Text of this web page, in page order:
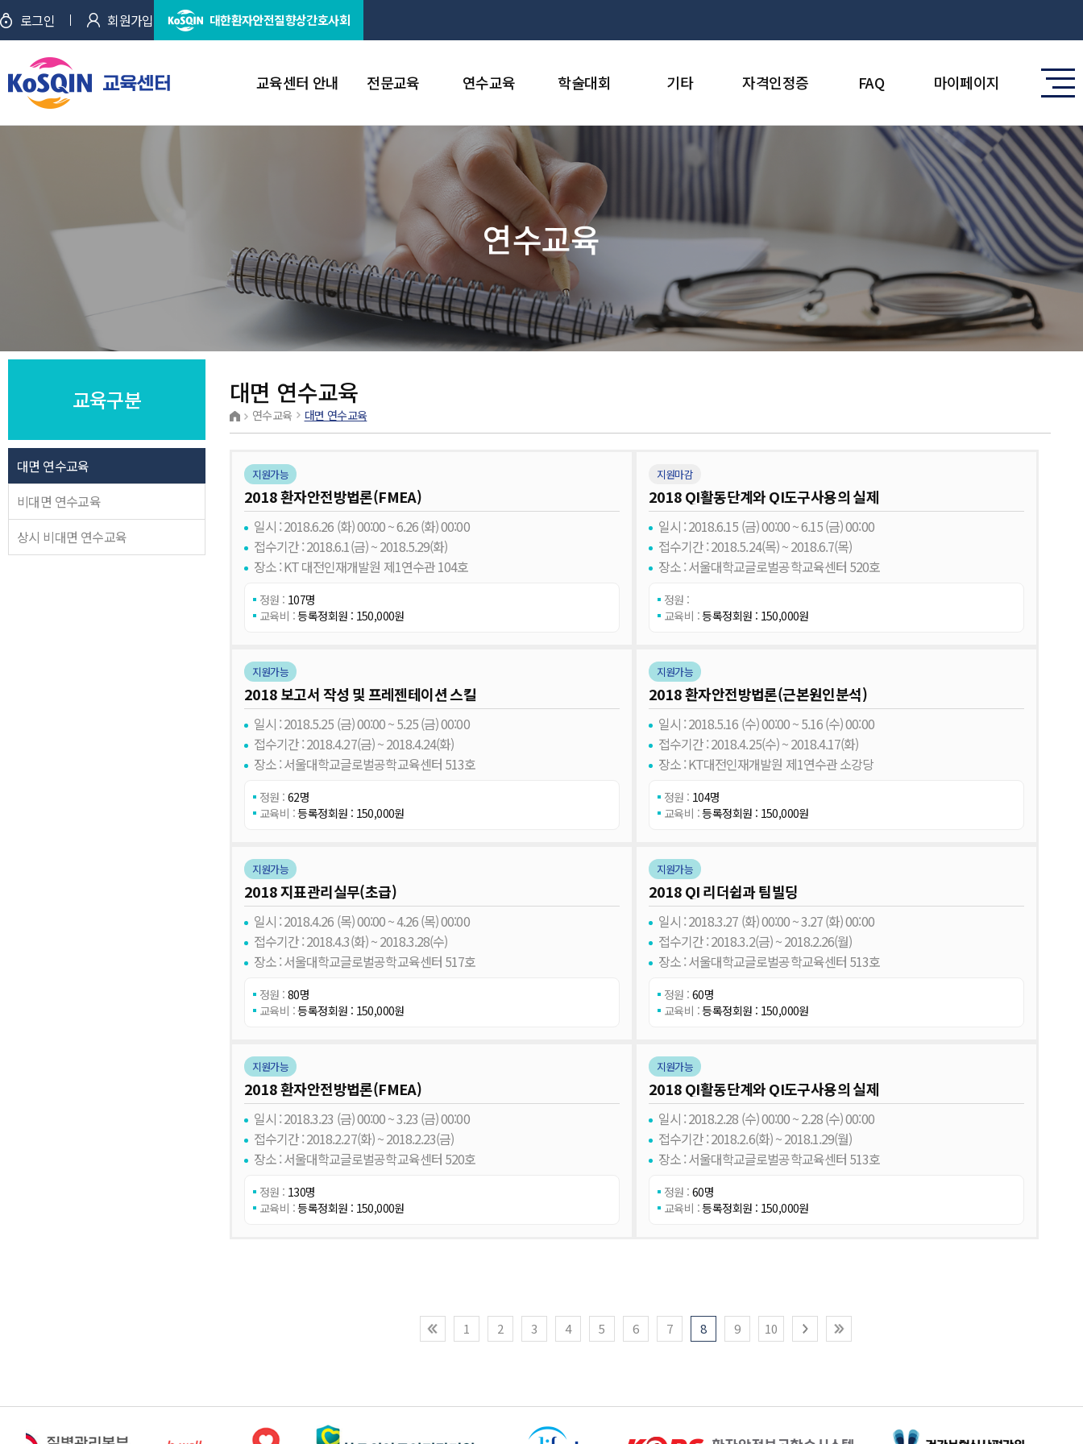
로그인 회원가입 대한환자안전질향상간호사회
교육센터 안내 전문교육 연수교육 학술대회 기타 자격인정증 FAQ 마이페이지
연수교육
교육구분
대면 연수교육
비대면 연수교육
상시 비대면 연수교육
대면 연수교육
연수교육 대면 연수교육
지원가능
2018 환자안전방법론(FMEA)
일시 : 2018.6.26 (화) 00:00 ~ 6.26 (화) 00:00
접수기간 : 2018.6.1(금) ~ 2018.5.29(화)
장소 : KT 대전인재개발원 제1연수관 104호
정원 : 107명
교육비 :등록정회원 : 150,000원
지원마감
2018 QI활동단계와 QI도구사용의 실제
일시 : 2018.6.15 (금) 00:00 ~ 6.15 (금) 00:00
접수기간 : 2018.5.24(목) ~ 2018.6.7(목)
장소 : 서울대학교글로벌공학교육센터 520호
정원 :
교육비 :등록정회원 : 150,000원
지원가능
2018 보고서 작성 및 프레젠테이션 스킬
일시 : 2018.5.25 (금) 00:00 ~ 5.25 (금) 00:00
접수기간 : 2018.4.27(금) ~ 2018.4.24(화)
장소 : 서울대학교글로벌공학교육센터 513호
정원 : 62명
교육비 :등록정회원 : 150,000원
지원가능
2018 환자안전방법론(근본원인분석)
일시 : 2018.5.16 (수) 00:00 ~ 5.16 (수) 00:00
접수기간 : 2018.4.25(수) ~ 2018.4.17(화)
장소 : KT대전인재개발원 제1연수관 소강당
정원 : 104명
교육비 :등록정회원 : 150,000원
지원가능
2018 지표관리실무(초급)
일시 : 2018.4.26 (목) 00:00 ~ 4.26 (목) 00:00
접수기간 : 2018.4.3(화) ~ 2018.3.28(수)
장소 : 서울대학교글로벌공학교육센터 517호
정원 : 80명
교육비 :등록정회원 : 150,000원
지원가능
2018 QI 리더쉽과 팀빌딩
일시 : 2018.3.27 (화) 00:00 ~ 3.27 (화) 00:00
접수기간 : 2018.3.2(금) ~ 2018.2.26(월)
장소 : 서울대학교글로벌공학교육센터 513호
정원 : 60명
교육비 :등록정회원 : 150,000원
지원가능
2018 환자안전방법론(FMEA)
일시 : 2018.3.23 (금) 00:00 ~ 3.23 (금) 00:00
접수기간 : 2018.2.27(화) ~ 2018.2.23(금)
장소 : 서울대학교글로벌공학교육센터 520호
정원 : 130명
교육비 :등록정회원 : 150,000원
지원가능
2018 QI활동단계와 QI도구사용의 실제
일시 : 2018.2.28 (수) 00:00 ~ 2.28 (수) 00:00
접수기간 : 2018.2.6(화) ~ 2018.1.29(월)
장소 : 서울대학교글로벌공학교육센터 513호
정원 : 60명
교육비 :등록정회원 : 150,000원
1 2 3 4 5 6 7 8 9 10